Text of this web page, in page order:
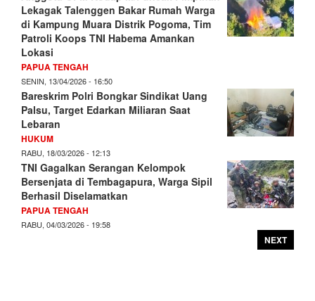
Lekagak Talenggen Bakar Rumah Warga
di Kampung Muara Distrik Pogoma, Tim
Patroli Koops TNI Habema Amankan
Lokasi
PAPUA TENGAH
SENIN, 13/04/2026 - 16:50
Bareskrim Polri Bongkar Sindikat Uang
Palsu, Target Edarkan Miliaran Saat
Lebaran
HUKUM
RABU, 18/03/2026 - 12:13
TNI Gagalkan Serangan Kelompok
Bersenjata di Tembagapura, Warga Sipil
Berhasil Diselamatkan
PAPUA TENGAH
RABU, 04/03/2026 - 19:58
NEXT